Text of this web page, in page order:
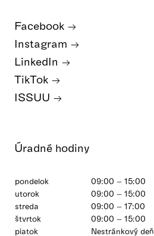
Úradné hodiny
pondelok
09:00 – 15:00
utorok
09:00 – 15:00
streda
09:00 – 17:00
štvrtok
09:00 – 15:00
piatok
Nestránkový deň
Facebook
Instagram
LinkedIn
TikTok
ISSUU